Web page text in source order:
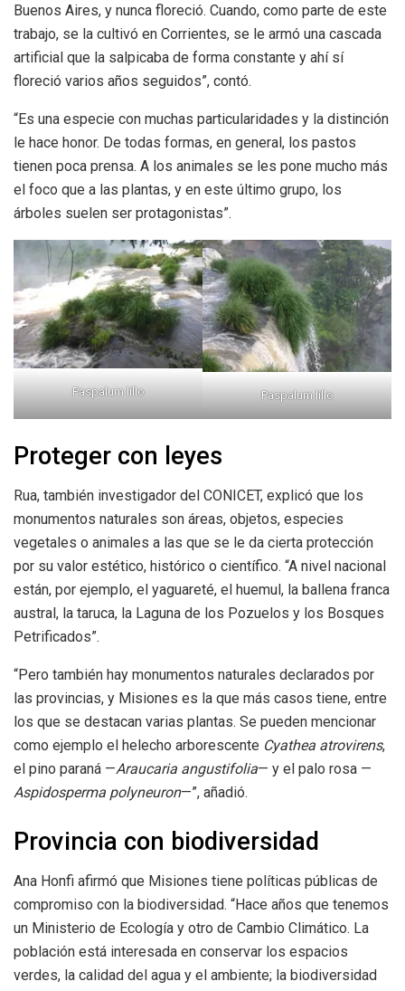
Buenos Aires, y nunca floreció. Cuando, como parte de este
trabajo, se la cultivó en Corrientes, se le armó una cascada
artificial que la salpicaba de forma constante y ahí sí
floreció varios años seguidos”, contó.
“Es una especie con muchas particularidades y la distinción
le hace honor. De todas formas, en general, los pastos
tienen poca prensa. A los animales se les pone mucho más
el foco que a las plantas, y en este último grupo, los
árboles suelen ser protagonistas”.
Paspalum lillo Paspalum lillo
Proteger con leyes
Rua, también investigador del CONICET, explicó que los
monumentos naturales son áreas, objetos, especies
vegetales o animales a las que se le da cierta protección
por su valor estético, histórico o científico. “A nivel nacional
están, por ejemplo, el yaguareté, el huemul, la ballena franca
austral, la taruca, la Laguna de los Pozuelos y los Bosques
Petrificados”.
“Pero también hay monumentos naturales declarados por
las provincias, y Misiones es la que más casos tiene, entre
los que se destacan varias plantas. Se pueden mencionar
como ejemplo el helecho arborescente Cyathea atrovirens,
el pino paraná —Araucaria angustifolia— y el palo rosa —
Aspidosperma polyneuron—”, añadió.
Provincia con biodiversidad
Ana Honfi afirmó que Misiones tiene políticas públicas de
compromiso con la biodiversidad. “Hace años que tenemos
un Ministerio de Ecología y otro de Cambio Climático. La
población está interesada en conservar los espacios
verdes, la calidad del agua y el ambiente; la biodiversidad